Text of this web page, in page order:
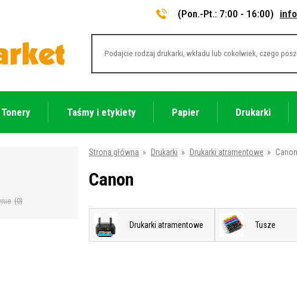
(Pon.-Pt.: 7:00 - 16:00)
Tonery Taśmy i etykiety Papier Drukarki
(0)
Strona główna » Drukarki » Drukarki atramentowe » Canon
Canon
Drukarki atramentowe Tusze